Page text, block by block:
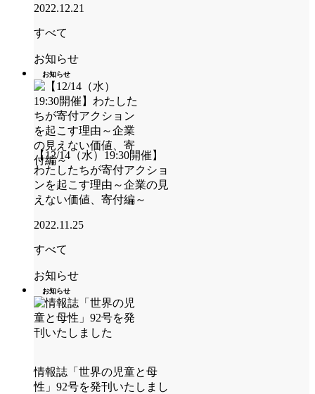
2022.12.21
すべて
お知らせ
お知らせ
【12/14（水）19:30開催】
わたしたちが寄付アクショ
ンを起こす理由～企業の見
えない価値、寄付編～
2022.11.25
すべて
お知らせ
お知らせ
情報誌「世界の児童と母
性」92号を発刊いたしまし